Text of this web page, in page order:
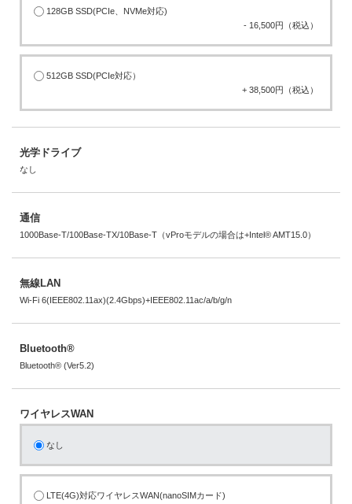
128GB SSD(PCIe、NVMe対応)
- 16,500円（税込）
512GB SSD(PCIe対応）
+ 38,500円（税込）
光学ドライブ
なし
通信
1000Base-T/100Base-TX/10Base-T（vProモデルの場合は+Intel® AMT15.0）
無線LAN
Wi-Fi 6(IEEE802.11ax)(2.4Gbps)+IEEE802.11ac/a/b/g/n
Bluetooth®
Bluetooth® (Ver5.2)
ワイヤレスWAN
なし
LTE(4G)対応ワイヤレスWAN(nanoSIMカード)